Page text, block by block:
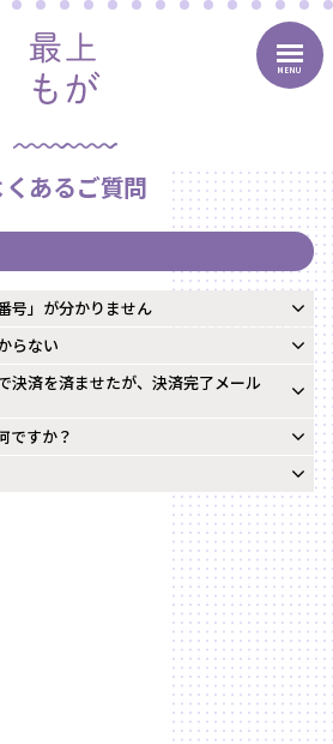
MENU
くあるご質問
号」が分かりません
らない
決済を済ませたが、決済完了メール
ですか？